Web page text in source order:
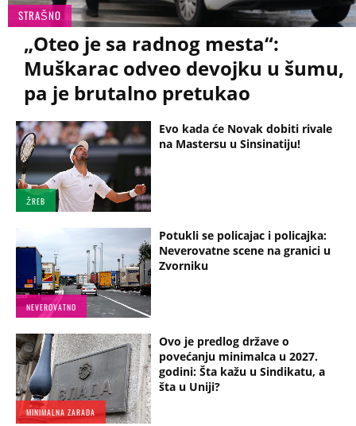
STRAŠNO
„Oteo je sa radnog mesta“:
Muškarac odveo devojku u šumu,
pa je brutalno pretukao
ŽREB
Evo kada će Novak dobiti rivale
na Mastersu u Sinsinatiju!
NEVEROVATNO
Potukli se policajac i policajka:
Neverovatne scene na granici u
Zvorniku
MINIMALNA ZARADA
Ovo je predlog države o
povećanju minimalca u 2027.
godini: Šta kažu u Sindikatu, a
šta u Uniji?